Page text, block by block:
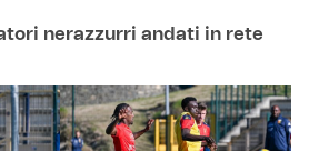
nerazzurri andati in rete